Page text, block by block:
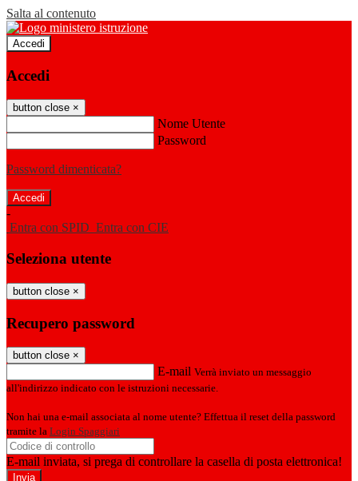
Salta al contenuto
Accedi
Accedi
button close ×
Nome Utente
Password
Password dimenticata?
-
Entra con SPID Entra con CIE
Seleziona utente
button close ×
Recupero password
button close ×
E-mail Verrà inviato un messaggio
all'indirizzo indicato con le istruzioni necessarie.
Non hai una e-mail associata al nome utente? Effettua il reset della password
tramite la Login Spaggiari
E-mail inviata, si prega di controllare la casella di posta elettronica!